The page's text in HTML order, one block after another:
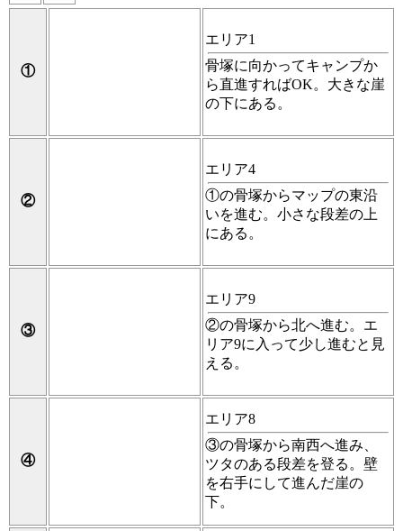
①
エリア1
骨塚に向かってキャンプか
ら直進すればOK。大きな崖
の下にある。
②
エリア4
①の骨塚からマップの東沿
いを進む。小さな段差の上
にある。
③
エリア9
②の骨塚から北へ進む。エ
リア9に入って少し進むと見
える。
④
エリア8
③の骨塚から南西へ進み、
ツタのある段差を登る。壁
を右手にして進んだ崖の
下。